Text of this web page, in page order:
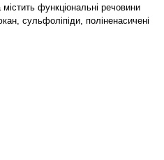
функціональні речовини
сульфоліпіди, поліненасичені